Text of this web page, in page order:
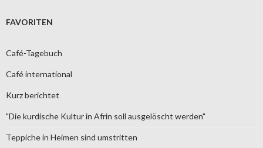
FAVORITEN
Café-Tagebuch
Café international
Kurz berichtet
"Die kurdische Kultur in Afrin soll ausgelöscht werden"
Teppiche in Heimen sind umstritten